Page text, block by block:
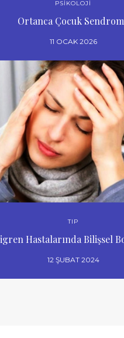
PSİKOLOJİ
Ortanca Çocuk
11 OCAK 2026
TIP
Hastalarında Bilişsel
12 ŞUBAT 2024